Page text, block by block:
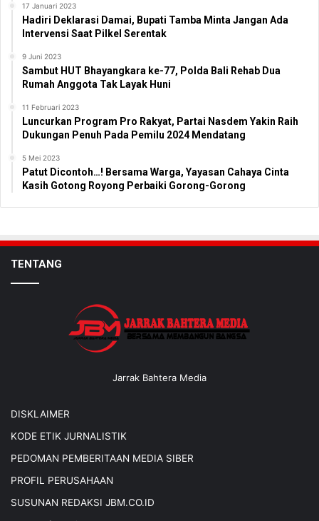
17 Januari 2023
Hadiri Deklarasi Damai, Bupati Tamba Minta Jangan Ada
Intervensi Saat Pilkel Serentak
9 Juni 2023
Sambut HUT Bhayangkara ke-77, Polda Bali Rehab Dua
Rumah Anggota Tak Layak Huni
11 Februari 2023
Luncurkan Program Pro Rakyat, Partai Nasdem Yakin Raih
Dukungan Penuh Pada Pemilu 2024 Mendatang
5 Mei 2023
Patut Dicontoh…! Bersama Warga, Yayasan Cahaya Cinta
Kasih Gotong Royong Perbaiki Gorong-Gorong
TENTANG
Jarrak Bahtera Media
DISKLAIMER
KODE ETIK JURNALISTIK
PEDOMAN PEMBERITAAN MEDIA SIBER
PROFIL PERUSAHAAN
SUSUNAN REDAKSI JBM.CO.ID